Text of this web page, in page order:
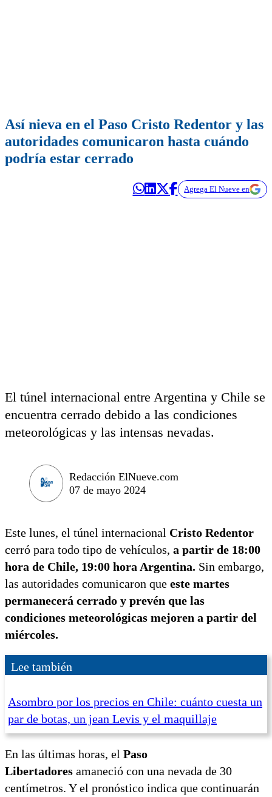
Así nieva en el Paso Cristo Redentor y las
autoridades comunicaron hasta cuándo
podría estar cerrado
Agrega El Nueve en
El túnel internacional entre Argentina y Chile se
encuentra cerrado debido a las condiciones
meteorológicas y las intensas nevadas.
Redacción ElNueve.com
07 de mayo 2024
Este lunes, el túnel internacional Cristo Redentor
cerró para todo tipo de vehículos, a partir de 18:00
hora de Chile, 19:00 hora Argentina. Sin embargo,
las autoridades comunicaron que este martes
permanecerá cerrado y prevén que las
condiciones meteorológicas mejoren a partir del
miércoles.
Lee también
Asombro por los precios en Chile: cuánto cuesta un
par de botas, un jean Levis y el maquillaje
En las últimas horas, el Paso
Libertadores amaneció con una nevada de 30
centímetros. Y el pronóstico indica que continuarán